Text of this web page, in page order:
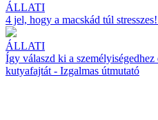
ÁLLATI
4 jel, hogy a macskád túl
ÁLLATI
Így válaszd ki a
kutyafajtát - Izgalmas útmutató